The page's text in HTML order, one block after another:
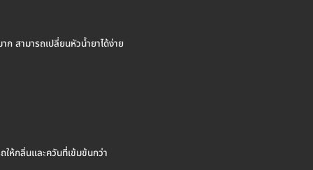
สามารถเปลี่ยนหัวน้ำยาได้ง่าย
ห้กลิ่นและควันที่เข้มข้นกว่า